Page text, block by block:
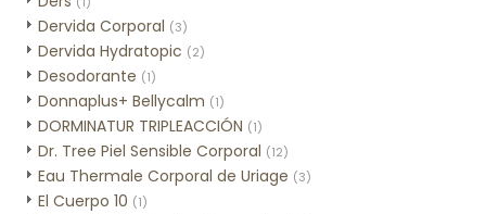
Dervida Corporal (3)
Dervida Hydratopic (2)
Desodorante (1)
Donnaplus+ Bellycalm (1)
DORMINATUR TRIPLEACCIÓN (1)
Dr. Tree Piel Sensible Corporal (12)
Eau Thermale Corporal de Uriage (3)
El Cuerpo 10 (1)